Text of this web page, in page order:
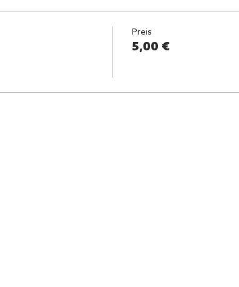
Preis
5,00 €